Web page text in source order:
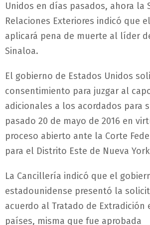
Unidos en días pasados, ahora la
Relaciones Exteriores indicó que
aplicará pena de muerte al líder
Sinaloa.
El gobierno de Estados Unidos
consentimiento para juzgar al
adicionales a los acordados para
pasado 20 de mayo de 2016 en
proceso abierto ante la Corte
para el Distrito Este de Nueva
La Cancillería indicó que el
estadounidense presentó la
acuerdo al Tratado de Extradición
países, misma que fue aprobada